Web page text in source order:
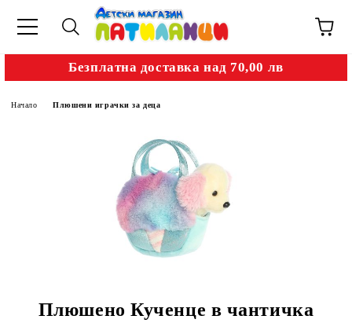
Безплатна доставка над 70,00 лв
Начало Плюшени играчки за деца
Плюшено Кученце в чантичка